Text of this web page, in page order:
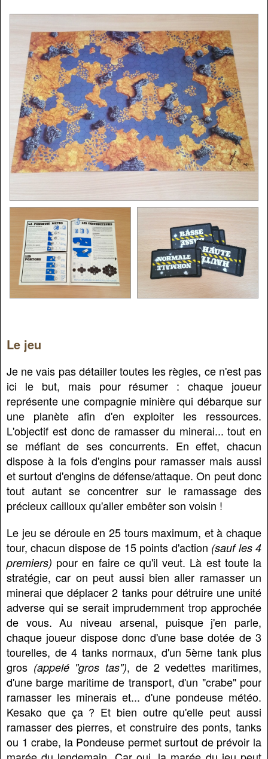
Le jeu
Je ne vais pas détailler toutes les règles, ce n'est pas
ici le but, mais pour résumer : chaque joueur
représente une compagnie minière qui débarque sur
une planète afin d'en exploiter les ressources.
L'objectif est donc de ramasser du minerai... tout en
se méfiant de ses concurrents. En effet, chacun
dispose à la fois d'engins pour ramasser mais aussi
et surtout d'engins de défense/attaque. On peut donc
tout autant se concentrer sur le ramassage des
précieux cailloux qu'aller embêter son voisin !
Le jeu se déroule en 25 tours maximum, et à chaque
tour, chacun dispose de 15 points d'action (sauf les 4
premiers) pour en faire ce qu'il veut. Là est toute la
stratégie, car on peut aussi bien aller ramasser un
minerai que déplacer 2 tanks pour détruire une unité
adverse qui se serait imprudemment trop approchée
de vous. Au niveau arsenal, puisque j'en parle,
chaque joueur dispose donc d'une base dotée de 3
tourelles, de 4 tanks normaux, d'un 5ème tank plus
gros (appelé "gros tas"), de 2 vedettes maritimes,
d'une barge maritime de transport, d'un "crabe" pour
ramasser les minerais et... d'une pondeuse météo.
Kesako que ça ? Et bien outre qu'elle peut aussi
ramasser des pierres, et construire des ponts, tanks
ou 1 crabe, la Pondeuse permet surtout de prévoir la